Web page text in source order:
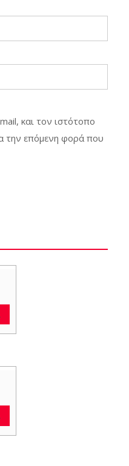
και τον ιστότοπο
την επόμενη φορά που